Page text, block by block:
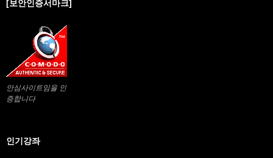
[보안인증서마크]
안심사이트임을 인
증합니다
인기강좌